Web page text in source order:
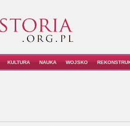
KULTURA NAUKA WOJSKO